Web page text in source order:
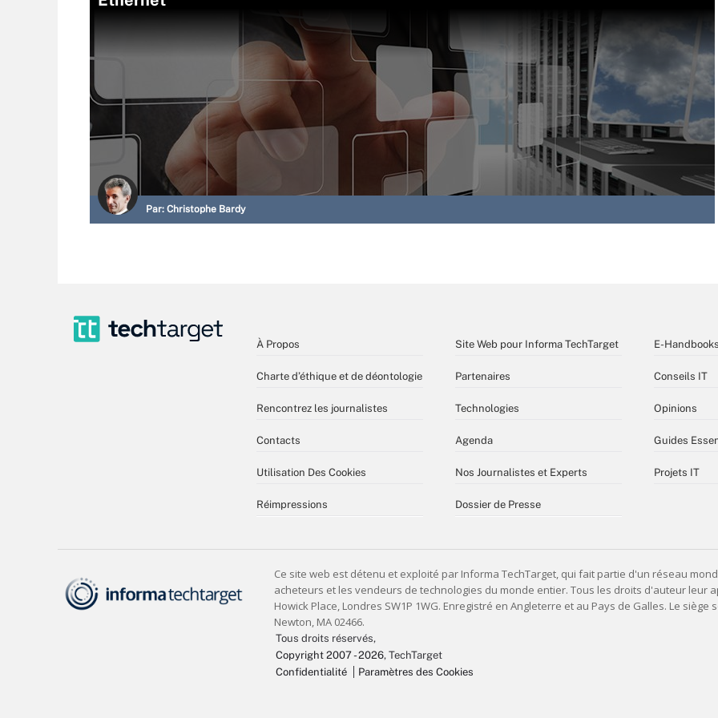
Par: Christophe Bardy
À Propos
Charte d’éthique et de déontologie
Rencontrez les journalistes
Contacts
Utilisation Des Cookies
Réimpressions
Site Web pour Informa TechTarget
Partenaires
Technologies
Agenda
Nos Journalistes et Experts
Dossier de Presse
E-
Conseils IT
Opinions
Guides
Projets IT
Tous droits réservés,
Copyright 2007 - 2026, TechTarget
Confidentialité
Paramètres des Cookies